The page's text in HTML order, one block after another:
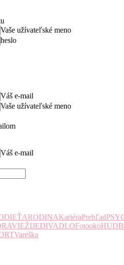
Vaše užívateľské meno
heslo
Váš e-mail
Vaše užívateľské meno
Váš e-mail
DIEŤARODINAKariéraPrehľad
ŽIJEDIVADLOFotooko
Vareška